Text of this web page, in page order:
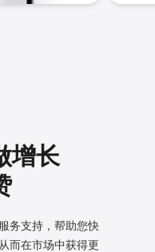
增长
务支持，帮助您快
而在市场中获得更